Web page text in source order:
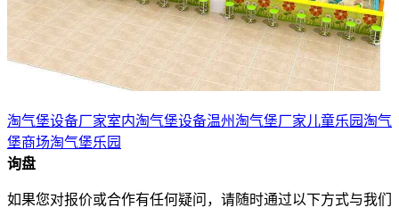
淘气堡设备厂家室内淘气堡设备温州淘气堡厂家儿童乐园淘气
堡商场淘气堡乐园
询盘
如果您对报价或合作有任何疑问，请随时通过以下方式与我们